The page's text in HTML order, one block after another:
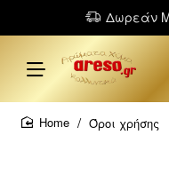
Δωρεάν
Όροι χρήσης